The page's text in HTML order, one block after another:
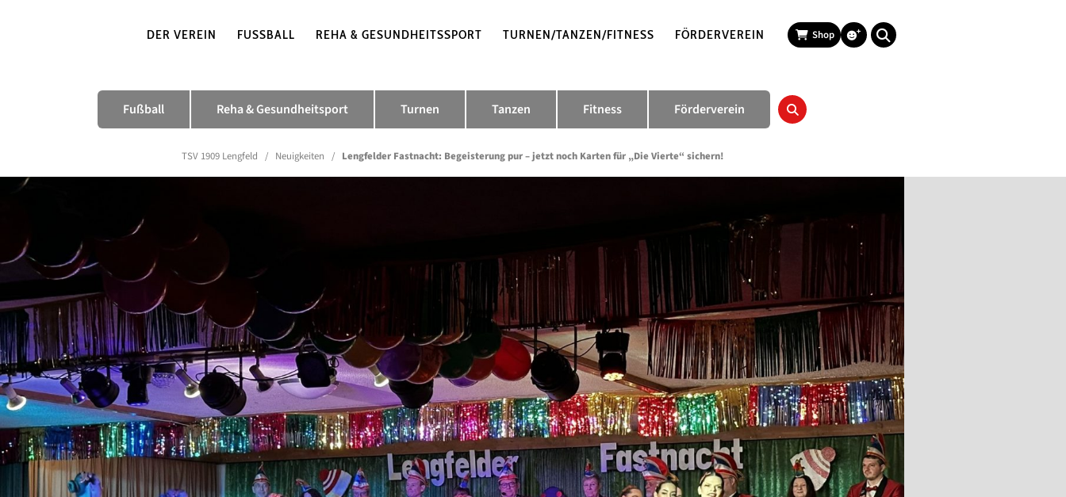
DER VEREIN FUSSBALL REHA & GESUNDHEITSSPORT TURNEN/TANZEN/FITNESS FÖRDERVEREIN Shop
Fußball Reha & Gesundheitsport Turnen Tanzen Fitness Förderverein
TSV 1909 Lengfeld / Neuigkeiten / Lengfelder Fastnacht: Begeisterung pur – jetzt noch Karten für „Die Vierte“ sichern!